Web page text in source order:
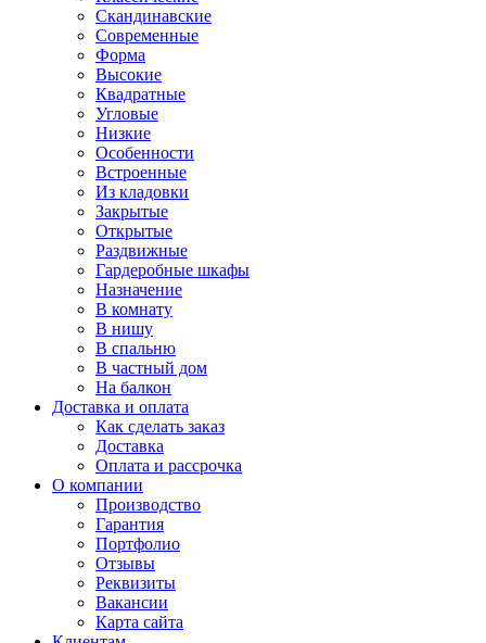
Скандинавские
Современные
Форма
Высокие
Квадратные
Угловые
Низкие
Особенности
Встроенные
Из кладовки
Закрытые
Открытые
Раздвижные
Гардеробные шкафы
Назначение
В комнату
В нишу
В спальню
В частный дом
На балкон
Доставка и оплата
Как сделать заказ
Доставка
Оплата и рассрочка
О компании
Производство
Гарантия
Портфолио
Отзывы
Реквизиты
Вакансии
Карта сайта